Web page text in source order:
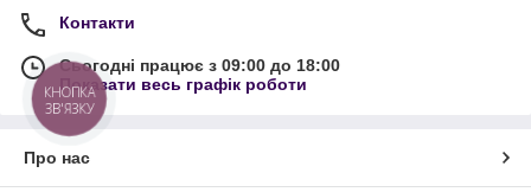
Контакти
Сьогодні працює з 09:00 до 18:00
Показати весь графік роботи
Про нас
КНОПКА
ЗВ'ЯЗКУ